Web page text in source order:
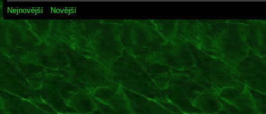
Nejnovější Novější